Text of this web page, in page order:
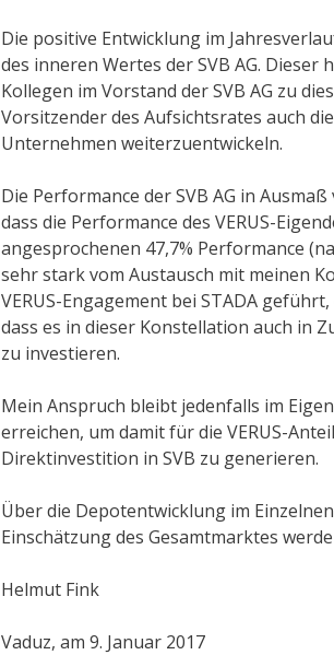
Die positive Entwicklung im
des inneren Wertes der SVB AG. Dieser
Kollegen im Vorstand der SVB AG zu
Vorsitzender des Aufsichtsrates auch
Unternehmen weiterzuentwickeln.
Die Performance der SVB AG in
dass die Performance des VERUS-
angesprochenen 47,7% Performance
sehr stark vom Austausch mit meinen
VERUS-Engagement bei STADA
dass es in dieser Konstellation auch in
zu investieren.
Mein Anspruch bleibt jedenfalls im
erreichen, um damit für die VERUS-
Direktinvestition in SVB zu generieren.
Über die Depotentwicklung im
Einschätzung des Gesamtmarktes
Helmut Fink
Vaduz, am 9. Januar 2017